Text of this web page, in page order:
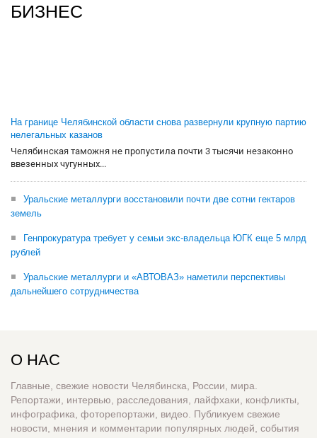
БИЗНЕС
На границе Челябинской области снова развернули крупную партию
нелегальных казанов
Челябинская таможня не пропустила почти 3 тысячи незаконно
ввезенных чугунных...
Уральские металлурги восстановили почти две сотни гектаров
земель
Генпрокуратура требует у семьи экс-владельца ЮГК еще 5 млрд
рублей
Уральские металлурги и «АВТОВАЗ» наметили перспективы
дальнейшего сотрудничества
О НАС
Главные, свежие новости Челябинска, России, мира.
Репортажи, интервью, расследования, лайфхаки, конфликты,
инфографика, фоторепортажи, видео. Публикуем свежие
новости, мнения и комментарии популярных людей, события